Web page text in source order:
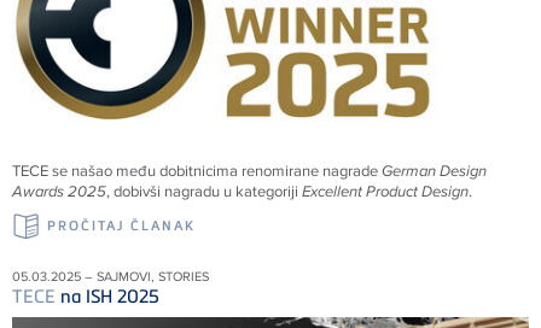
TECEse našao među dobitnicima renomirane nagradeGerman Design
Awards 2025, dobivši nagradu u kategoriji Excellent Product Design.
PROČITAJ ČLANAK
05.03.2025 – SAJMOVI, STORIES
TECE na ISH 2025